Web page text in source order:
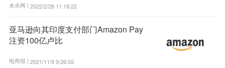
未央网 | 2022/2/28 11:18:22
亚马逊向其印度支付部门Amazon Pay
注资100亿卢比
电商报 | 2021/11/9 9:26:55